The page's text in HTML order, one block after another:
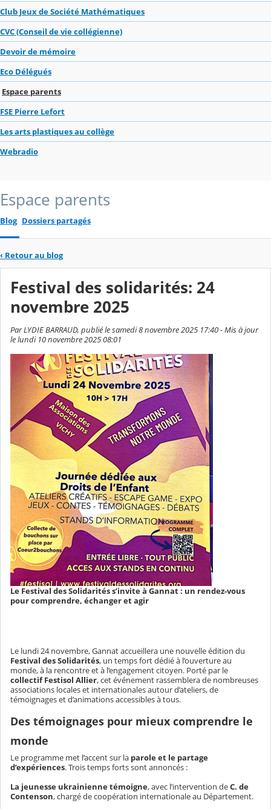
Club Jeux de Société Mathématiques
CVC (Conseil de vie collégienne)
Devoir de mémoire
Eco Délégués
Espace parents
FSE Pierre Lefort
Les arts plastiques au collège
Webradio
Espace parents
Blog Dossiers partagés
‹ Retour au blog
Festival des solidarités: 24
novembre 2025
Par LYDIE BARRAUD, publié le samedi 8 novembre 2025 17:40 - Mis à jour
le lundi 10 novembre 2025 08:01
Le Festival des Solidarités s’invite à Gannat : un rendez-vous
pour comprendre, échanger et agir
Le lundi 24 novembre, Gannat accueillera une nouvelle édition du
Festival des Solidarités, un temps fort dédié à l’ouverture au
monde, à la rencontre et à l’engagement citoyen. Porté par le
collectif Festisol Allier, cet événement rassemblera de nombreuses
associations locales et internationales autour d’ateliers, de
témoignages et d’animations accessibles à tous.
Des témoignages pour mieux comprendre le
monde
Le programme met l’accent sur la parole et le partage
d’expériences. Trois temps forts sont annoncés :
La jeunesse ukrainienne témoigne, avec l’intervention deC. de
Contenson, chargé de coopération internationale au Département.